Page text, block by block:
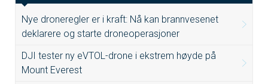
Nye droneregler er i kraft: Nå kan brannvesenet
deklarere og starte droneoperasjoner
DJI tester ny eVTOL-drone i ekstrem høyde på
Mount Everest